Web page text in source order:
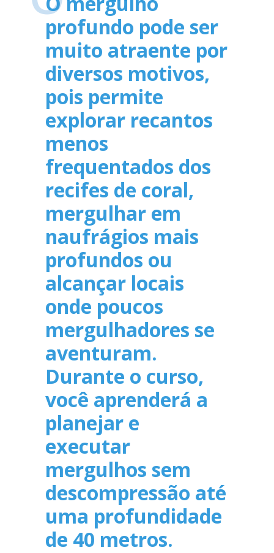
profundo pode ser
muito atraente por
diversos motivos,
pois permite
explorar recantos
menos
frequentados dos
recifes de coral,
mergulhar em
naufrágios mais
profundos ou
alcançar locais
onde poucos
mergulhadores se
aventuram.
Durante o curso,
você aprenderá a
planejar e
executar
mergulhos sem
descompressão até
uma profundidade
de 40 metros.